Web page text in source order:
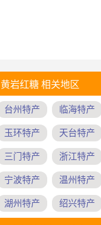
黄岩红糖 相关地区
台州特产 临海特产
玉环特产 天台特产
三门特产 浙江特产
宁波特产 温州特产
湖州特产 绍兴特产